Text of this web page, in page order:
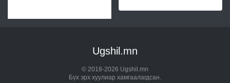
Ugshil.mn
© 2018-2026 Ugshil.mn
Бүх эрх хуулиар хамгаалагдсан.